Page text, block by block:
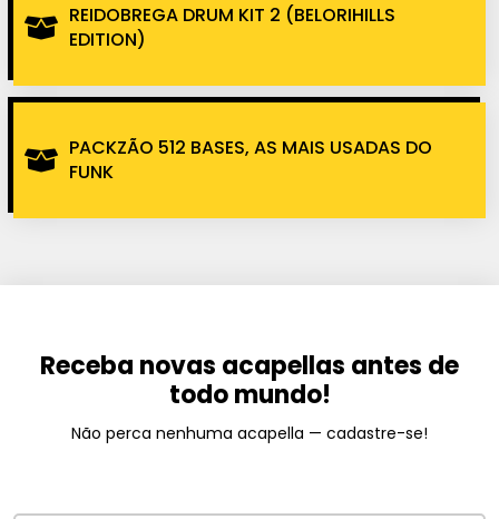
REIDOBREGA DRUM KIT 2 (BELORIHILLS
EDITION)
PACKZÃO 512 BASES, AS MAIS USADAS DO
FUNK
Receba novas acapellas antes de
todo mundo!
Não perca nenhuma acapella — cadastre-se!